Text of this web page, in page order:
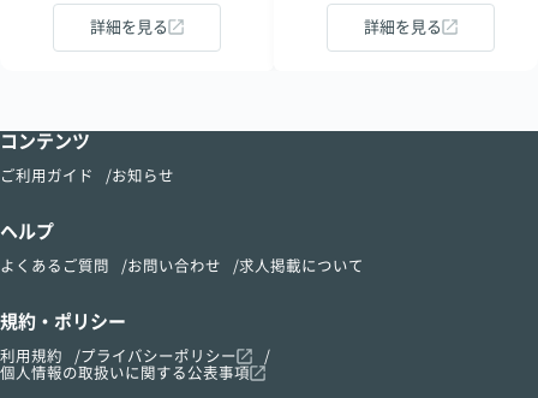
詳細を見る 詳細を見る
コンテンツ
ご利用ガイド お知らせ
ヘルプ
よくあるご質問 お問い合わせ 求人掲載について
規約・ポリシー
利用規約
プライバシーポリシー
個人情報の取扱いに関する公表事項